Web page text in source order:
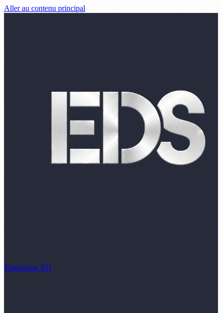
Aller au contenu principal
Plateforme RH